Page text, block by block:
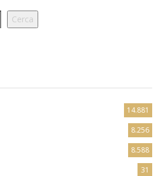
Cerca
14.881
8.256
8.588
31